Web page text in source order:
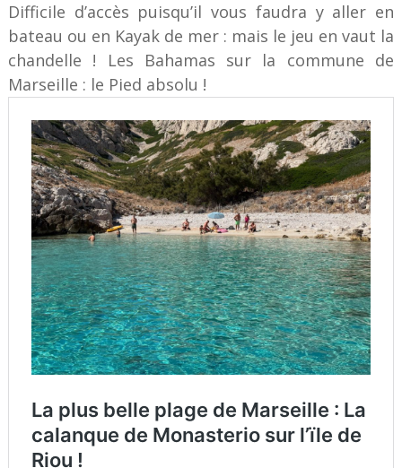
Difficile d’accès puisqu’il vous faudra y aller en
bateau ou en Kayak de mer : mais le jeu en vaut la
chandelle ! Les Bahamas sur la commune de
Marseille : le Pied absolu !